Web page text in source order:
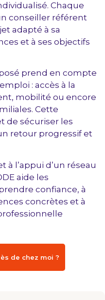
Chaque
conseiller référent
adapté à sa
et à ses objectifs
prend en compte
: accès à la
mobilité ou encore
Cette
de sécuriser les
retour progressif et
à l’appui d’un réseau
aide les
confiance, à
concrètes et à
de chez moi ?